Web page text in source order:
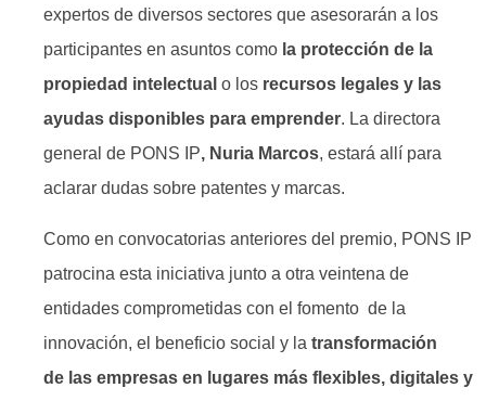
expertos de diversos sectores que asesorarán a los
participantes en asuntos como la protección de la
propiedad intelectual o los recursos legales y las
ayudas disponibles para emprender. La directora
general de PONS IP, Nuria Marcos, estará allí para
aclarar dudas sobre patentes y marcas.
Como en convocatorias anteriores del premio, PONS IP
patrocina esta iniciativa junto a otra veintena de
entidades comprometidas con el fomento de la
innovación, el beneficio social y la transformación
de las empresas en lugares más flexibles, digitales y